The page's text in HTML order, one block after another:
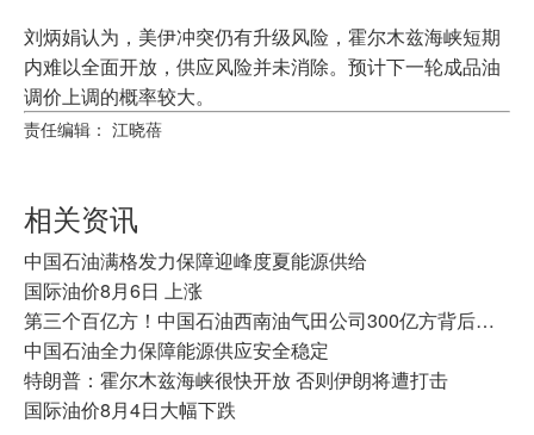
刘炳娟认为，美伊冲突仍有升级风险，霍尔木兹海峡短期
内难以全面开放，供应风险并未消除。预计下一轮成品油
调价上调的概率较大。
责任编辑： 江晓蓓
相关资讯
中国石油满格发力保障迎峰度夏能源供给
国际油价8月6日 上涨
第三个百亿方！中国石油西南油气田公司300亿方背后的“攻守道”
中国石油全力保障能源供应安全稳定
特朗普：霍尔木兹海峡很快开放 否则伊朗将遭打击
国际油价8月4日大幅下跌